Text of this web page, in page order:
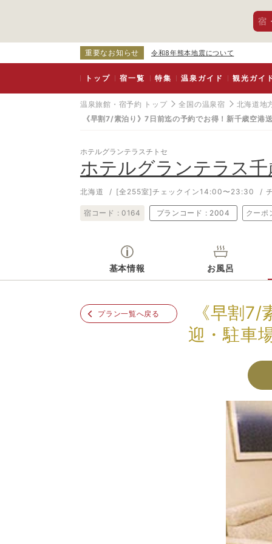
宿
重要なお知らせ 令和8年熊本地震について
トップ 宿一覧 特集 温泉ガイド 観光ガイ
温泉旅館・宿予約 トップ 全国の温泉宿
北海道地
《早割7/素泊り》7日前迄の予約でお得！新千歳空
ホテルグランテラスチトセ
ホテルグランテラス千
北海道 [全255室]チェックイン14:00〜23:30
宿コード : 0164 プランコード : 2004 クーポ
基本情報 お風呂
プラン一覧へ戻る
《早割
迎・駐車